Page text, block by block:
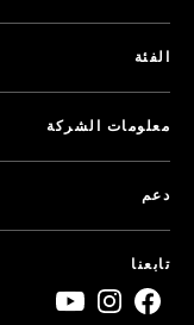
الفئة
معلومات الشركة
دعم
تابعنا